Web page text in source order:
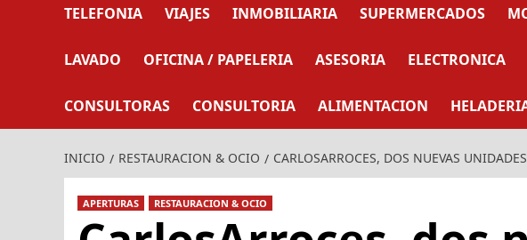
TELEFONIA VIAJES INMOBILIARIA SUPERMERCADOS
LAVADO OFICINA / PAPELERIA ASESORIA ELECTRONICA
CONSULTORAS CONSULTORIA ALIMENTACION
INICIO RESTAURACION & OCIO CARLOSARROCES, DOS NUEVAS
APERTURAS RESTAURACION & OCIO